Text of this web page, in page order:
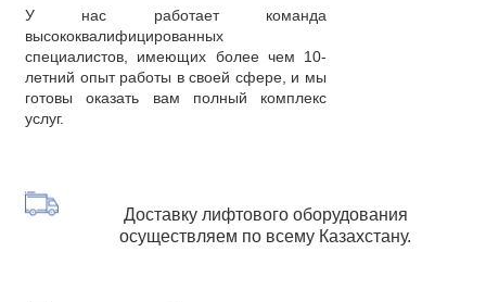
У нас работает команда
высококвалифицированных
специалистов, имеющих более чем 10-
летний опыт работы в своей сфере, и мы
готовы оказать вам полный комплекс
услуг.
Доставку лифтового оборудования
осуществляем по всему Казахстану.